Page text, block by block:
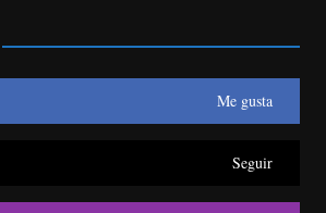
Me gusta
Seguir